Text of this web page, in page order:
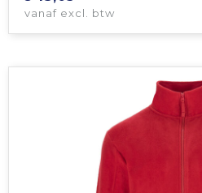
vanaf excl. btw